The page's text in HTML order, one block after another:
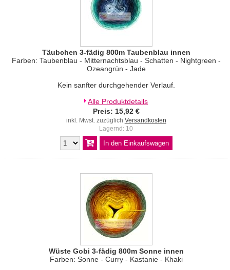
Täubchen 3-fädig 800m Taubenblau innen
Farben: Taubenblau - Mitternachtsblau - Schatten - Nightgreen -
Ozeangrün - Jade
Kein sanfter durchgehender Verlauf.
Alle Produktdetails
Preis: 15,92 €
inkl. Mwst. zuzüglich Versandkosten
Lagernd: 10
Wüste Gobi 3-fädig 800m Sonne innen
Farben: Sonne - Curry - Kastanie - Khaki